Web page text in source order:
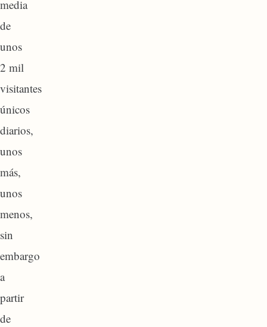
media
de
unos
2 mil
visitantes
únicos
diarios,
unos
más,
unos
menos,
sin
embargo
a
partir
de